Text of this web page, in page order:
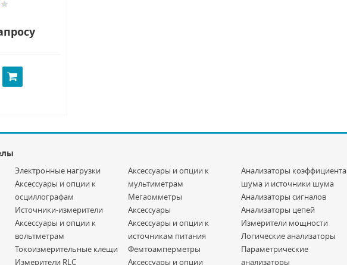
Электронные нагрузки
Аксессуары и опции к
осциллографам
Источники-измерители
Аксессуары и опции к
вольтметрам
Токоизмерительные клещи
Измерители RLC
Аксессуары и опции к
мультиметрам
Мегаомметры
Аксессуары
Аксессуары и опции к
источникам питания
Фемтоамперметры
Аксессуары и опции
Анализаторы коэффициента
шума и источники шума
Анализаторы сигналов
Анализаторы цепей
Измерители мощности
Логические анализаторы
Параметрические
анализаторы